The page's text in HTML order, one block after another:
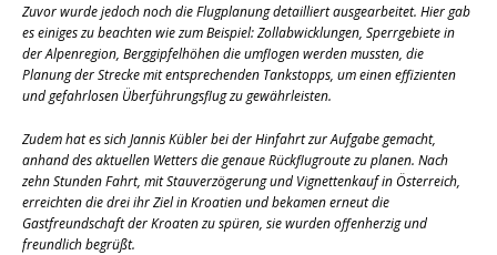
Zuvor wurde jedoch noch die Flugplanung detailliert ausgearbeitet. Hier gab
es einiges zu beachten wie zum Beispiel: Zollabwicklungen, Sperrgebiete in
der Alpenregion, Berggipfelhöhen die umflogen werden mussten, die
Planung der Strecke mit entsprechenden Tankstopps, um einen effizienten
und gefahrlosen Überführungsflug zu gewährleisten.
Zudem hat es sich Jannis Kübler bei der Hinfahrt zur Aufgabe gemacht,
anhand des aktuellen Wetters die genaue Rückflugroute zu planen. Nach
zehn Stunden Fahrt, mit Stauverzögerung und Vignettenkauf in Österreich,
erreichten die drei ihr Ziel in Kroatien und bekamen erneut die
Gastfreundschaft der Kroaten zu spüren, sie wurden offenherzig und
freundlich begrüßt.